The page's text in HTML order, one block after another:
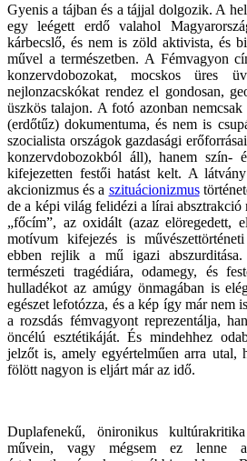
Gyenis a tájban és a tájjal dolgozik. A
egy leégett erdő valahol
kárbecslő, és nem is zöld aktivista, és
művel a természetben. A Fémvagyon
konzervdobozokat, mocskos üres
nejlonzacskókat rendez el gondosan,
üszkös talajon. A fotó azonban
(erdőtűz) dokumentuma, és nem is
szocialista országok gazdasági
konzervdobozokból áll), hanem szín-
kifejezetten festői hatást kelt. A
akcionizmus és a szituácionizmus
de a képi világ felidézi a lírai absztrakció
„főcím”, az oxidált (azaz elöregedett,
motívum kifejezés is
ebben rejlik a mű igazi
természeti tragédiára, odamegy, és
hulladékot az amúgy önmagában is
egészet lefotózza, és a kép így már nem
a rozsdás fémvagyont reprezentálja,
öncélú esztétikáját. És mindehhez
jelzőt is, amely egyértelműen arra utal,
fölött nagyon is eljárt már az idő.
Duplafenekű, önironikus
művein, vagy mégsem ez lenne